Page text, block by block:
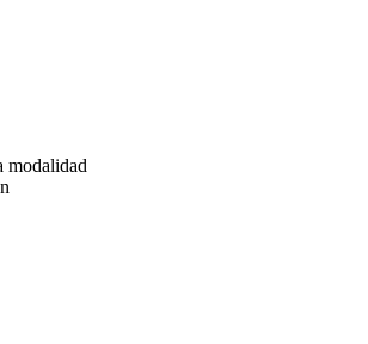
modalidad